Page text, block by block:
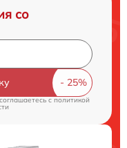
со
cполитикой